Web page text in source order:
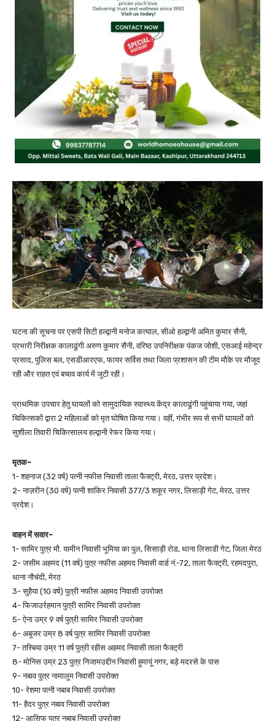
घटना की सूचना पर एसपी सिटी हल्द्वानी मनोज कत्याल, सीओ हल्द्वानी अमित कुमार सैनी,
प्रभारी निरीक्षक कालाढूंगी अरुण कुमार सैनी, वरिष्ठ उपनिरीक्षक पंकज जोशी, एसआई महेन्द्र
प्रसाद, पुलिस बल, एसडीआरएफ, फायर सर्विस तथा जिला प्रशासन की टीम मौके पर मौजूद
रही और राहत एवं बचाव कार्य में जुटी रही।
प्राथमिक उपचार हेतु घायलों को सामुदायिक स्वास्थ्य केंद्र कालाढूंगी पहुंचाया गया, जहां
चिकित्सकों द्वारा 2 महिलाओं को मृत घोषित किया गया। वहीं, गंभीर रूप से सभी घायलों को
सुशीला तिवारी चिकित्सालय हल्द्वानी रेफर किया गया।
मृतक-
1- शहनाज (32 वर्ष) पत्नी नफीस निवासी ताला फैक्ट्री, मेरठ, उत्तर प्रदेश।
2- नाज़रीन (30 वर्ष) पत्नी शाकिर निवासी 377/3 शकूर नगर, लिसाड़ी गेट, मेरठ, उत्तर
प्रदेश।
वाहन में सवार-
1- सामिर पुत्र मौ. यामीन निवासी भूमिया का पुल, सिसाड़ी रोड, थाना लिसाडी गेट, जिला मेरठ
2- जसीम अहमद (11 वर्ष) पुत्र नफीस अहमद निवासी वार्ड नं.-72, ताला फैक्ट्री, रहमदपुरा,
थाना नौचंदी, मेरठ
3- सुहैया (10 वर्ष) पुत्री नफीस अहमद निवासी उपरोक्त
4- फिजाउर्रहमान पुत्री सामिर निवासी उपरोक्त
5- ऐना उम्र 9 वर्ष पुत्री सामिर निवासी उपरोक्त
6- अबुजर उम्र 8 वर्ष पुत्र सामिर निवासी उपरोक्त
7- तस्बिया उम्र 11 वर्ष पुत्री रहीस अहमद निवासी ताला फैक्ट्री
8- मोनिस उम्र 23 पुत्र निजामउद्दीन निवासी हुमायूं नगर, बड़े मदरसे के पास
9- नबाव पुत्र नामालूम निवासी उपरोक्त
10- रेशमा पत्नी नबाब निवासी उपरोक्त
11- हैदर पुत्र नबाव निवासी उपरोक्त
12- आसिफ पुत्र नबाब निवासी उपरोक्त